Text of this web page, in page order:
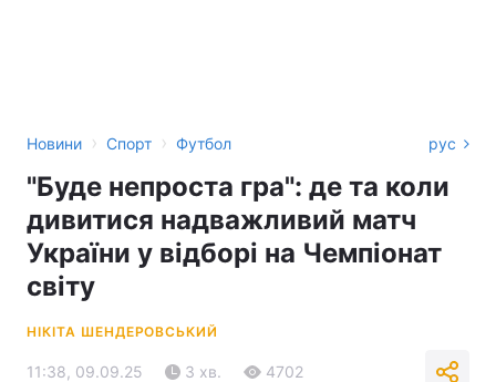
Новини › Спорт › Футбол рус
"Буде непроста гра": де та коли
дивитися надважливий матч
України у відборі на Чемпіонат
світу
НІКІТА ШЕНДЕРОВСЬКИЙ
11:38, 09.09.25 3 хв. 4702